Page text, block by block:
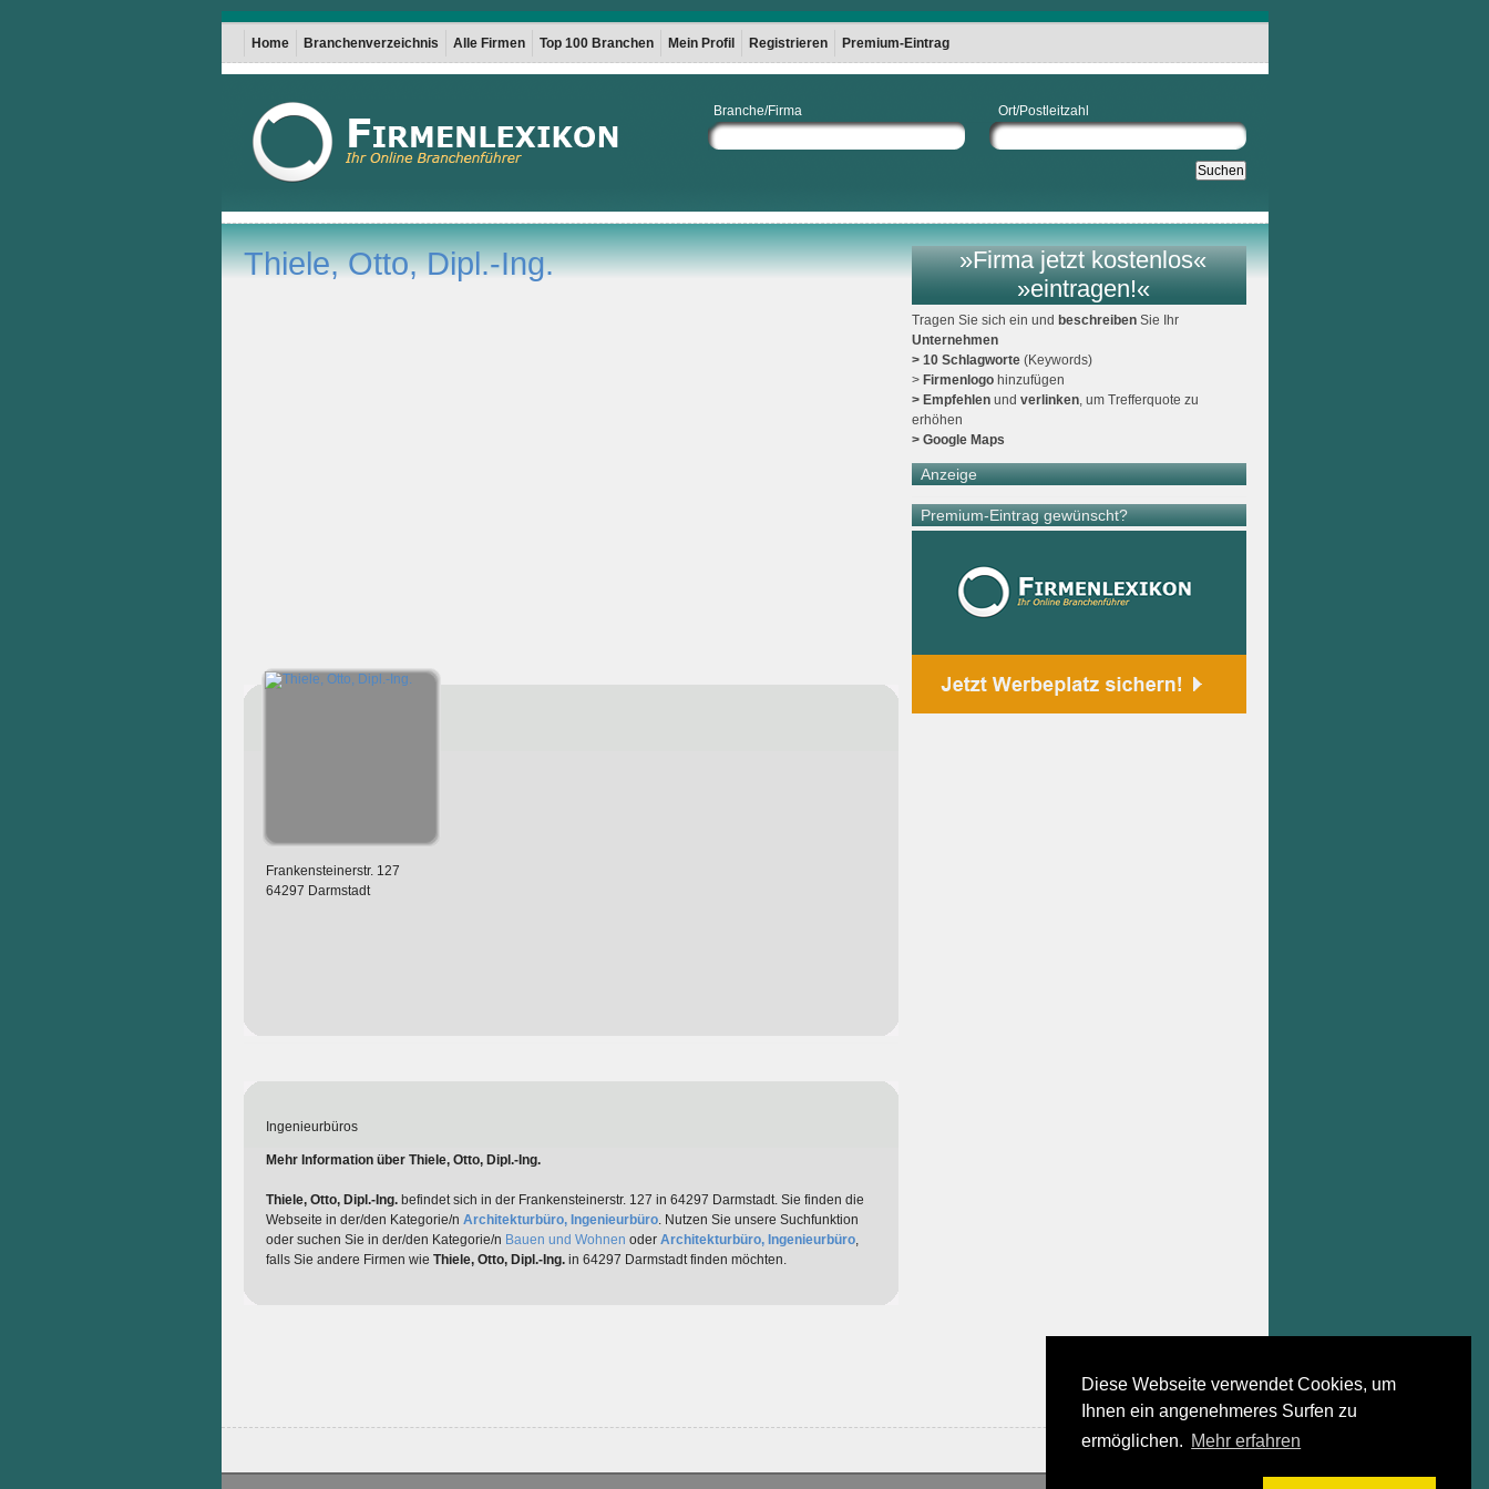
Diese Webseite verwendet Cookies, um
Ihnen ein angenehmeres Surfen zu
ermöglichen. Mehr erfahren
Home Branchenverzeichnis Alle Firmen Top 100 Branchen Mein Profil Registrieren Premium-Eintrag
Branche/Firma Ort/Postleitzahl
Thiele, Otto, Dipl.-Ing.
Frankensteinerstr. 127
64297 Darmstadt
Ingenieurbüros
Mehr Information über Thiele, Otto, Dipl.-Ing.
Thiele, Otto, Dipl.-Ing.befindet sich in der Frankensteinerstr. 127 in 64297 Darmstadt. Sie finden die
Webseite in der/den Kategorie/n Architekturbüro, Ingenieurbüro. Nutzen Sie unsere Suchfunktion
oder suchen Sie in der/den Kategorie/n Bauen und Wohnen oder Architekturbüro, Ingenieurbüro,
falls Sie andere Firmen wie Thiele, Otto, Dipl.-Ing.in 64297 Darmstadt finden möchten.
»Firma jetzt kostenlos«
»eintragen!«
Tragen Sie sich ein und beschreibenSie Ihr
Unternehmen
> 10 Schlagworte(Keywords)
> Firmenlogohinzufügen
> Empfehlenund verlinken, um Trefferquote zu
erhöhen
> Google Maps
Anzeige
Premium-Eintrag gewünscht?